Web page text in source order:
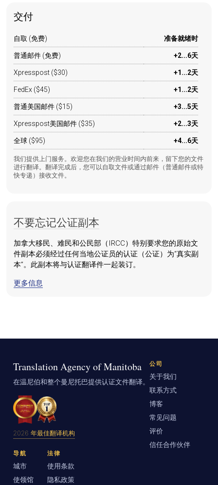
交付
自取 (免费) 准备就绪时
普通邮件 (免费) +2...6天
Xpresspost ($30) +1...2天
FedEx ($45) +1...2天
普通美国邮件 ($15) +3...5天
Xpresspost美国邮件 ($35) +2...3天
全球 ($95) +4...6天
我们提供上门服务。欢迎您在我们的营业时间内前来，留下您的文件
进行翻译。翻译完成后，您可以自取文件或通过邮件（普通邮件或特
快专递）接收文件。
不要忘记公证副本
加拿大移民、难民和公民部（IRCC）特别要求您的原始文
件副本必须经过任何当地公证员的认证（公证）为“真实副
本”。此副本将与认证翻译件一起装订。
更多信息
Translation Agency of Manitoba
在温尼伯和整个曼尼托巴提供认证文件翻译。
2026 年最佳翻译机构
公司
关于我们
联系方式
博客
常见问题
评价
信任合作伙伴
导航
城市
使领馆
法律
使用条款
隐私政策